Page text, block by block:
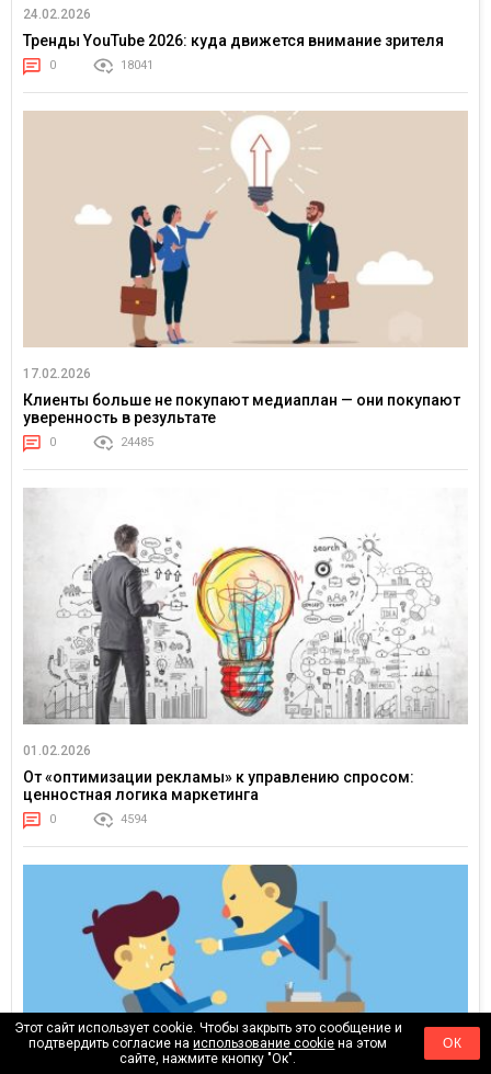
24.02.2026
Тренды YouTube 2026: куда движется внимание зрителя
0 18041
17.02.2026
Клиенты больше не покупают медиаплан — они покупают
уверенность в результате
0 24485
01.02.2026
От «оптимизации рекламы» к управлению спросом:
ценностная логика маркетинга
0 4594
Этот сайт использует cookie. Чтобы закрыть это сообщение и
подтвердить согласие наиспользование cookie на этом
сайте, нажмите кнопку "Ок".
ОК